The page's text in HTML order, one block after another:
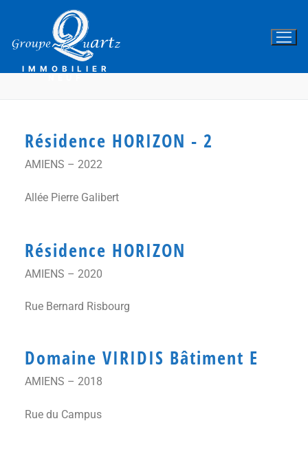
IMMOBILIER
Résidence HORIZON - 2
AMIENS – 2022
Allée Pierre Galibert
Résidence HORIZON
AMIENS – 2020
Rue Bernard Risbourg
Domaine VIRIDIS Bâtiment E
AMIENS – 2018
Rue du Campus